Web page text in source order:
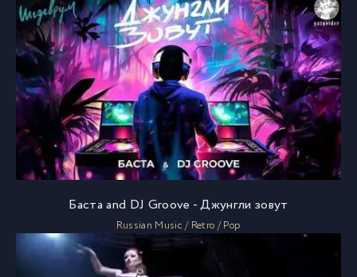
Баста and DJ Groove - Джунгли зовут
Russian Music / Retro / Pop